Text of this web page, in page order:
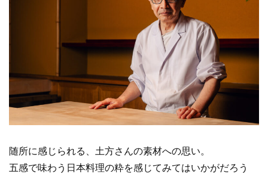
随所に感じられる、土方さんの素材への思い。
五感で味わう日本料理の粋を感じてみてはいかがだろう